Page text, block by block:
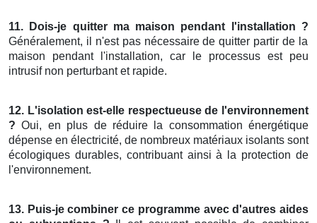
11. Dois-je quitter ma maison pendant l'installation ?
Généralement, il n'est pas nécessaire de quitter partir de la
maison pendant l'installation, car le processus est peu
intrusif non perturbant et rapide.
12. L'isolation est-elle respectueuse de l'environnement
? Oui, en plus de réduire la consommation énergétique
dépense en électricité, de nombreux matériaux isolants sont
écologiques durables, contribuant ainsi à la protection de
l'environnement.
13. Puis-je combiner ce programme avec d'autres aides